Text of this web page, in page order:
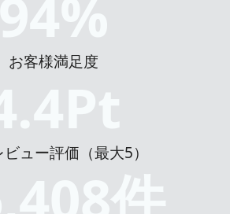
お客様満足度
ュー評価（最大5）